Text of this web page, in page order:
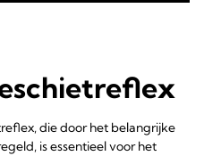
die door het belangrijke
is essentieel voor het